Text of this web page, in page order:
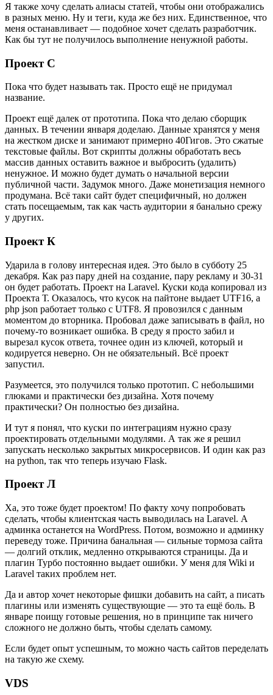
Я также хочу сделать алиасы статей, чтобы они отображались
в разных меню. Ну и теги, куда же без них. Единственное, что
меня останавливает — подобное хочет сделать разработчик.
Как бы тут не получилось выполнение ненужной работы.
Проект С
Пока что будет называть так. Просто ещё не придумал
название.
Проект ещё далек от прототипа. Пока что делаю сборщик
данных. В течении января доделаю. Данные хранятся у меня
на жестком диске и занимают примерно 40Гигов. Это сжатые
текстовые файлы. Вот скрипты должны обработать весь
массив данных оставить важное и выбросить (удалить)
ненужное. И можно будет думать о начальной версии
публичной части. Задумок много. Даже монетизация немного
продумана. Всё таки сайт будет специфичный, но должен
стать посещаемым, так как часть аудитории я банально срежу
у других.
Проект К
Ударила в голову интересная идея. Это было в субботу 25
декабря. Как раз пару дней на создание, пару рекламу и 30-31
он будет работать. Проект на Laravel. Куски кода копировал из
Проекта Т. Оказалось, что кусок на пайтоне выдает UTF16, а
php json работает только с UTF8. Я провозился с данным
моментом до вторника. Пробовал даже записывать в файл, но
почему-то возникает ошибка. В среду я просто забил и
вырезал кусок ответа, точнее один из ключей, который и
кодируется неверно. Он не обязательный. Всё проект
запустил.
Разумеется, это получился только прототип. С небольшими
глюками и практически без дизайна. Хотя почему
практически? Он полностью без дизайна.
И тут я понял, что куски по интеграциям нужно сразу
проектировать отдельными модулями. А так же я решил
запускать несколько закрытых микросервисов. И один как раз
на python, так что теперь изучаю Flask.
Проект Л
Ха, это тоже будет проектом! По факту хочу попробовать
сделать, чтобы клиентская часть выводилась на Laravel. А
админка останется на WordPress. Потом, возможно и админку
переведу тоже. Причина банальная — сильные тормоза сайта
— долгий отклик, медленно открываются страницы. Да и
плагин Турбо постоянно выдает ошибки. У меня для Wiki и
Laravel таких проблем нет.
Да и автор хочет некоторые фишки добавить на сайт, а писать
плагины или изменять существующие — это та ещё боль. В
январе поищу готовые решения, но в принципе так ничего
сложного не должно быть, чтобы сделать самому.
Если будет опыт успешным, то можно часть сайтов переделать
на такую же схему.
VDS